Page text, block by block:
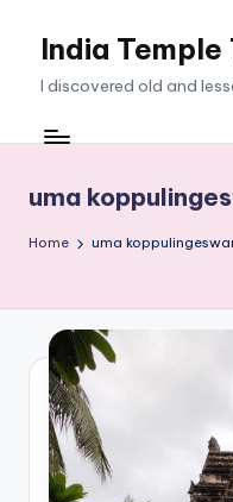
India Temple
I discovered old and
uma
Home uma